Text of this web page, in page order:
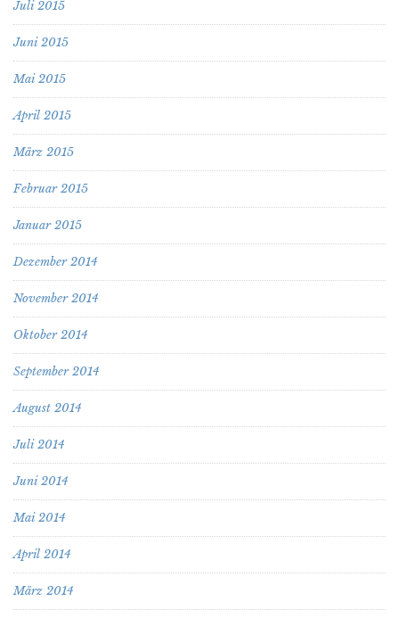
Juli 2015
Juni 2015
Mai 2015
April 2015
März 2015
Februar 2015
Januar 2015
Dezember 2014
November 2014
Oktober 2014
September 2014
August 2014
Juli 2014
Juni 2014
Mai 2014
April 2014
März 2014